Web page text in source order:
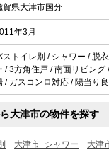
賀県大津市国分
年3月
ストイレ別 / シャワー / 脱
/ 3方角住戸 / 南面リビン
/ ガスコンロ対応 / 陽当り
大津市の物件を探す
大津市+シャワー 大津